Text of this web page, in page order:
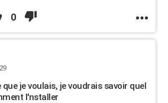
0
je voulais, je voudrais savoir quel
l'nstaller